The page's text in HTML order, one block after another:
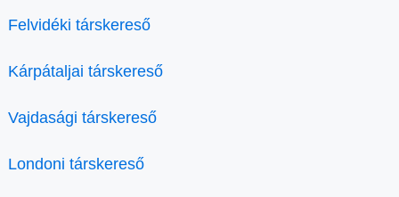
Felvidéki társkereső
Kárpátaljai társkereső
Vajdasági társkereső
Londoni társkereső